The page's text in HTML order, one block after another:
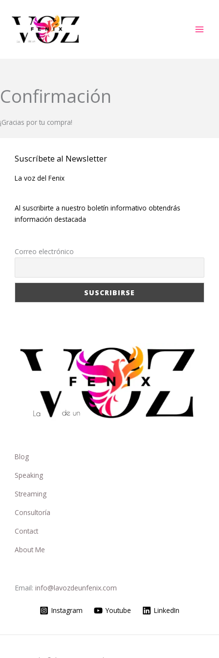
contenido
Confirmación
¡Gracias por tu compra!
Suscríbete al Newsletter
La voz del Fenix
Al suscribirte a nuestro boletín informativo obtendrás
información destacada
Correo electrónico
Blog
Speaking
Streaming
Consultoría
Contact
About Me
Email: info@lavozdeunfenix.com
Instagram Youtube LinkedIn